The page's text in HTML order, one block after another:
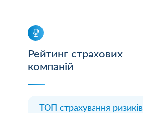
Рейтинг страхових
компаній
ТОП страхування ризиків